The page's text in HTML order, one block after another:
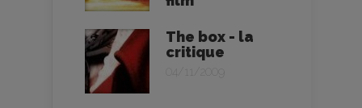
The box - la
critique
04/11/2009